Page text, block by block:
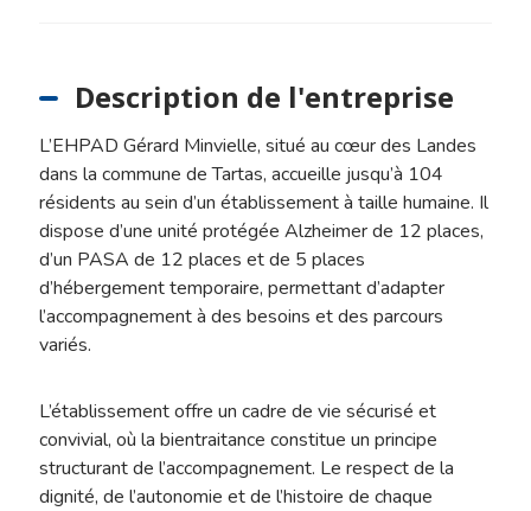
Description de l'entreprise
L’EHPAD Gérard Minvielle, situé au cœur des Landes
dans la commune de Tartas, accueille jusqu’à 104
résidents au sein d’un établissement à taille humaine. Il
dispose d’une unité protégée Alzheimer de 12 places,
d’un PASA de 12 places et de 5 places
d’hébergement temporaire, permettant d’adapter
l’accompagnement à des besoins et des parcours
variés.
L’établissement offre un cadre de vie sécurisé et
convivial, où la bientraitance constitue un principe
structurant de l’accompagnement. Le respect de la
dignité, de l’autonomie et de l’histoire de chaque